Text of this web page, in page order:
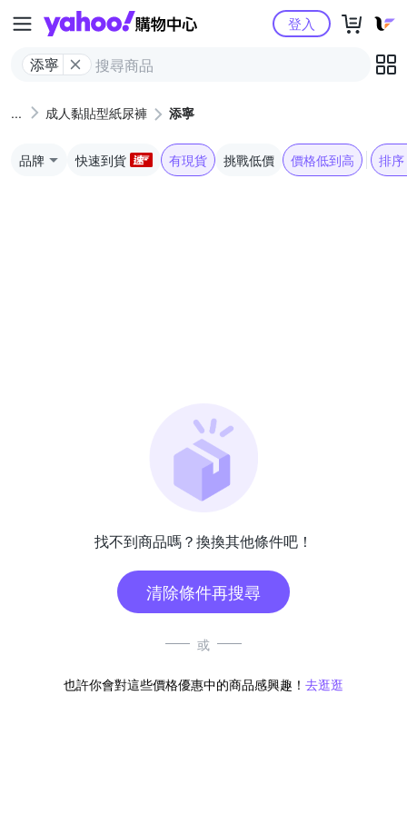
Yahoo購物中心
添寧
登入
成人黏貼型紙尿褲 添寧
品牌 快速到貨 有現貨 挑戰低價 價格低到高 排序
找不到商品嗎？換換其他條件吧！
清除條件再搜尋
或
也許你會對這些價格優惠中的商品感興趣！ 去逛逛